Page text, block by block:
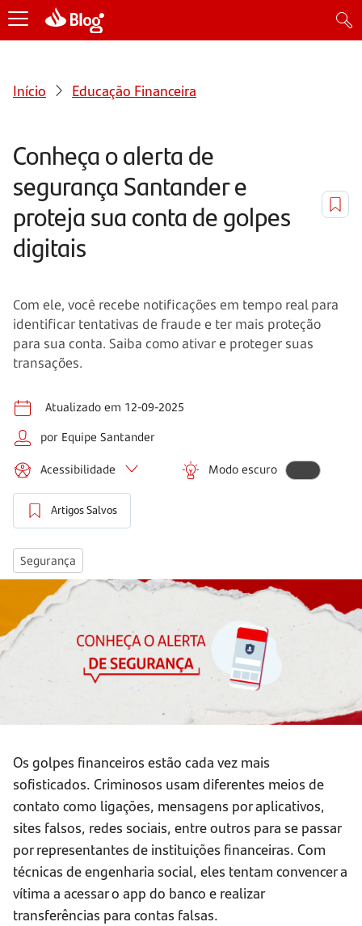
Início Educação Financeira
Conheça o alerta de
segurança Santander e
proteja sua conta de golpes
digitais
Com ele, você recebe notificações em tempo real para
identificar tentativas de fraude e ter mais proteção
para sua conta. Saiba como ativar e proteger suas
transações.
Atualizado em 12-09-2025
por Equipe Santander
Acessibilidade Modo escuro
Artigos Salvos
Segurança
Os golpes financeiros estão cada vez mais
sofisticados. Criminosos usam diferentes meios de
contato como ligações, mensagens por aplicativos,
sites falsos, redes sociais, entre outros para se passar
por representantes de instituições financeiras. Com
técnicas de engenharia social, eles tentam convencer a
vítima a acessar o app do banco e realizar
transferências para contas falsas.